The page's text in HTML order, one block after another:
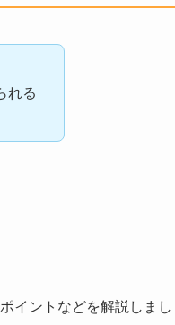
れる
イントなどを解説しまし